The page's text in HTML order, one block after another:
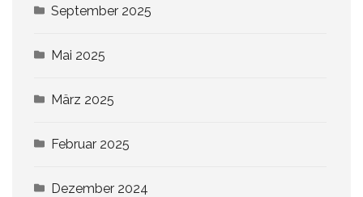
September 2025
Mai 2025
März 2025
Februar 2025
Dezember 2024